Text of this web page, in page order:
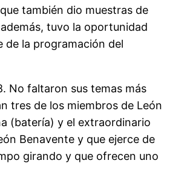
también dio muestras de
tuvo la oportunidad
de la programación del
No faltaron sus temas más
tres de los miembros de León
(batería) y el extraordinario
Benavente y que ejerce de
girando y que ofrecen uno